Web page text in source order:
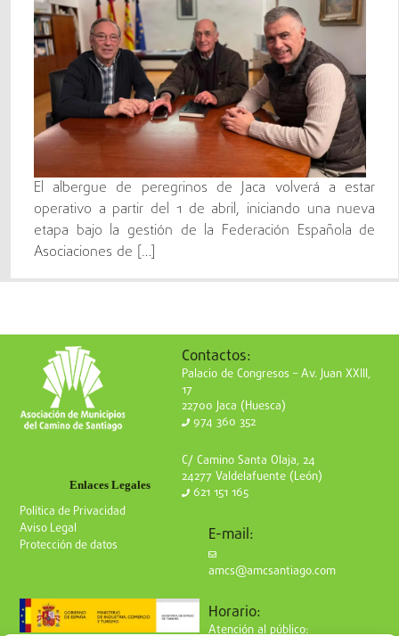
El albergue de peregrinos de Jaca volverá a estar
operativo a partir del 1 de abril, iniciando una nueva
etapa bajo la gestión de la Federación Española de
Asociaciones de […]
Enlaces Legales
Política de Privacidad
Aviso Legal
Protección de datos
Contactos:
Palacio de Congresos – Av. Juan XXIII,
17
22700 Jaca (Huesca)
974 360 352
C/ Camino Santa Olaja, 24
24277 Valdelafuente (León)
621 151 165
E-mail:
amcs@amcsantiago.com
Horario:
Atención al público: